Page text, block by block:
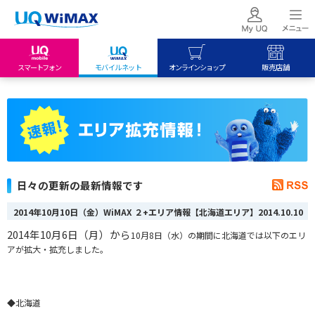
スマートフォン モバイルネット オンラインショップ 販売店舗
My UQ mobile
UQ mobile
UQ WiMAX
UQ WiMAX
日々の更新の最新情報です
2014年10月10日（金）WiMAX ２+エリア情報【北海道エリア】 2014.10.10
2014年10月6日（月） から 10月8日（水） の期間に北海道では以下のエリ
アが拡大・拡充しました。
◆北海道